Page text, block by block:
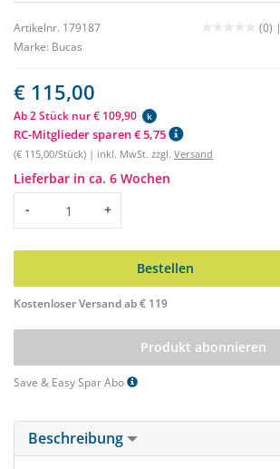
Artikelnr. 179187 (0) |
Marke: Bucas
€ 115,00
Ab 2 Stück nur € 109,90 k
RC-Mitglieder sparen € 5,75
(€ 115,00/Stück) | inkl. MwSt. zzgl. Versand
Lieferbar in ca. 6 Wochen
Menge
- +
Bestellen
Kostenloser Versand ab € 119
Produkt abonnieren
Save & Easy Spar Abo
Beschreibung